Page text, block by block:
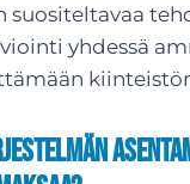
suositeltavaa
yhdessä